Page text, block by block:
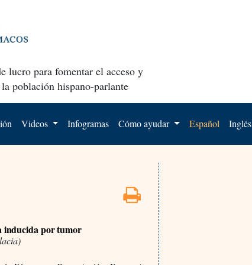
lucro para fomentar el acceso y
población hispano-parlante
Videos Infogramas Cómo ayudar Español Inglés
inducida por tumor